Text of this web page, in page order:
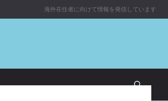
海外在住者に向けて情報を発信しています